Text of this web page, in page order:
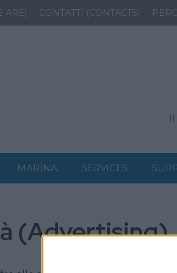
ARE) CONTATTI (CONTACTS)
MARINA SERVICES
(Advertising)